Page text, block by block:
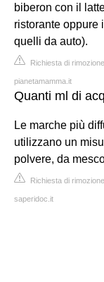
biberon con il
ristorante oppure
quelli da auto).
Richiesta di
pianetamamma.it
Quanti ml di
Le marche più
utilizzano un
polvere, da
Richiesta di
saperidoc.it